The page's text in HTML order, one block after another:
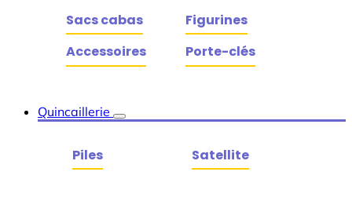
Sacs cabas
Figurines
Accessoires
Porte-clés
Quincaillerie
Piles Satellite